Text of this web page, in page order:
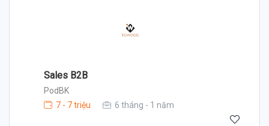
Sales B2B
PodBK
7 - 7 triệu
6 tháng - 1 năm